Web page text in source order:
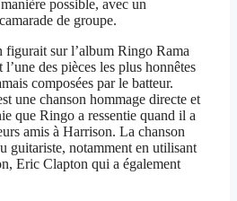
possible, avec un
de groupe.
figurait sur l’album Ringo Rama
des pièces les plus honnêtes
composées par le batteur.
une chanson hommage directe et
que Ringo a ressentie quand il a
amis à Harrison. La chanson
guitariste, notamment en utilisant
Eric Clapton qui a également